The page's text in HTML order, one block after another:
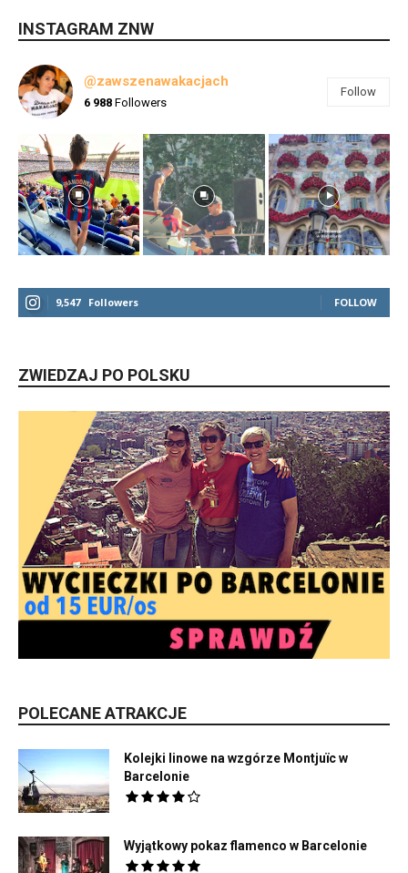
INSTAGRAM ZNW
@zawszenawakacjach
6 988 Followers
Follow
9,547 Followers FOLLOW
ZWIEDZAJ PO POLSKU
POLECANE ATRAKCJE
Kolejki linowe na wzgórze Montjuïc w
Barcelonie
Wyjątkowy pokaz flamenco w Barcelonie